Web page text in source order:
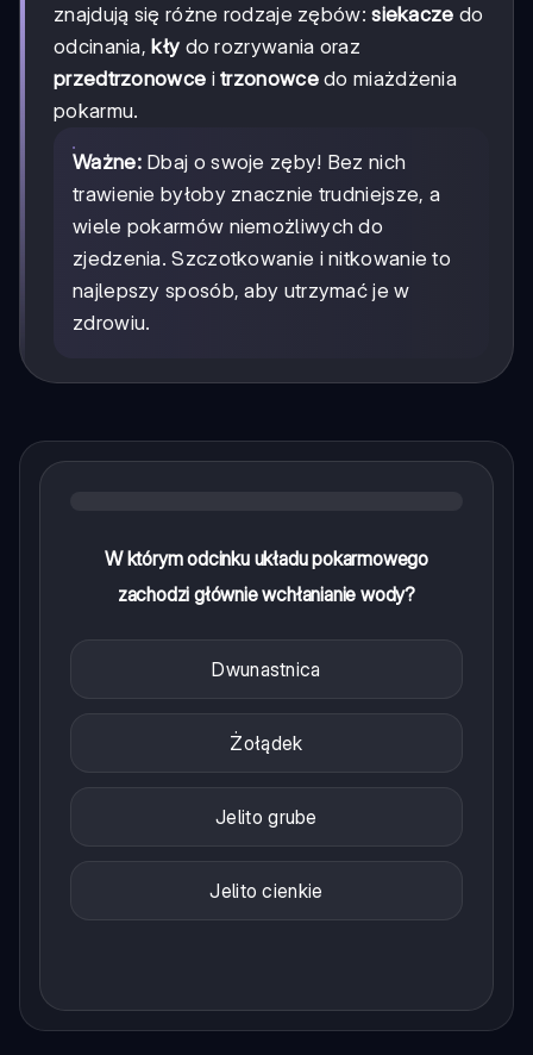
znajdują się różne rodzaje zębów:siekacze do
odcinania, kły do rozrywania oraz
przedtrzonowce itrzonowcedo miażdżenia
pokarmu.
Ważne:Dbaj o swoje zęby! Bez nich
trawienie byłoby znacznie trudniejsze, a
wiele pokarmów niemożliwych do
zjedzenia. Szczotkowanie i nitkowanie to
najlepszy sposób, aby utrzymać je w
zdrowiu.
W którym odcinku układu pokarmowego
zachodzi głównie wchłanianie wody?
Dwunastnica
Żołądek
Jelito grube
Jelito cienkie